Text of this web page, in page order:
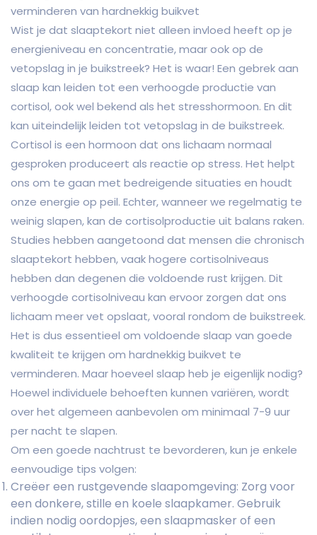
verminderen van hardnekkig buikvet
Wist je dat slaaptekort niet alleen invloed heeft op je
energieniveau en concentratie, maar ook op de
vetopslag in je buikstreek? Het is waar! Een gebrek aan
slaap kan leiden tot een verhoogde productie van
cortisol, ook wel bekend als het stresshormoon. En dit
kan uiteindelijk leiden tot vetopslag in de buikstreek.
Cortisol is een hormoon dat ons lichaam normaal
gesproken produceert als reactie op stress. Het helpt
ons om te gaan met bedreigende situaties en houdt
onze energie op peil. Echter, wanneer we regelmatig te
weinig slapen, kan de cortisolproductie uit balans raken.
Studies hebben aangetoond dat mensen die chronisch
slaaptekort hebben, vaak hogere cortisolniveaus
hebben dan degenen die voldoende rust krijgen. Dit
verhoogde cortisolniveau kan ervoor zorgen dat ons
lichaam meer vet opslaat, vooral rondom de buikstreek.
Het is dus essentieel om voldoende slaap van goede
kwaliteit te krijgen om hardnekkig buikvet te
verminderen. Maar hoeveel slaap heb je eigenlijk nodig?
Hoewel individuele behoeften kunnen variëren, wordt
over het algemeen aanbevolen om minimaal 7-9 uur
per nacht te slapen.
Om een goede nachtrust te bevorderen, kun je enkele
eenvoudige tips volgen:
Creëer een rustgevende slaapomgeving: Zorg voor
een donkere, stille en koele slaapkamer. Gebruik
indien nodig oordopjes, een slaapmasker of een